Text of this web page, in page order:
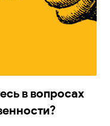
в вопросах